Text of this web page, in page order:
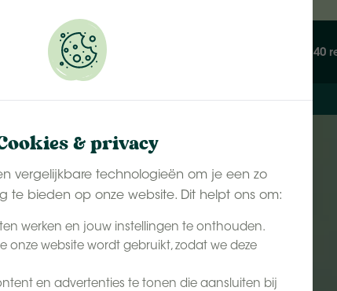
& privacy
vergelijkbare technologieën om je een zo
te bieden op onze website. Dit helpt ons om:
werken en jouw instellingen te onthouden.
onze website wordt gebruikt, zodat we deze
en advertenties te tonen die aansluiten bij
2140
Het Tenthuisje Last-minute zomervakantie